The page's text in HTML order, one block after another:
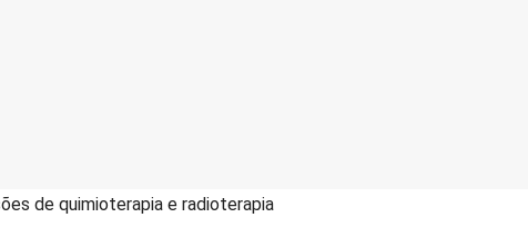
de quimioterapia e radioterapia